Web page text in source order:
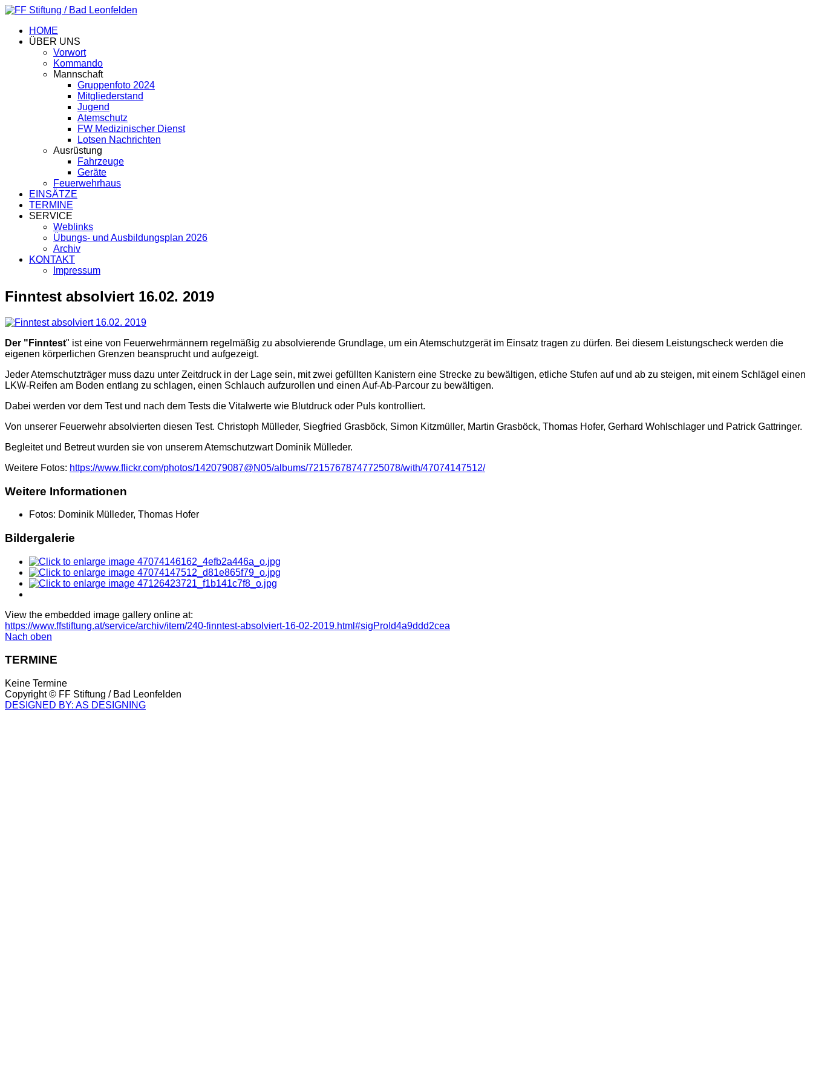
HOME
ÜBER UNS
Vorwort
Kommando
Mannschaft
Gruppenfoto 2024
Mitgliederstand
Jugend
Atemschutz
FW Medizinischer Dienst
Lotsen Nachrichten
Ausrüstung
Fahrzeuge
Geräte
Feuerwehrhaus
EINSÄTZE
TERMINE
SERVICE
Weblinks
Übungs- und Ausbildungsplan 2026
Archiv
KONTAKT
Impressum
Finntest absolviert 16.02. 2019
Der "Finntest" ist eine von Feuerwehrmännern regelmäßig zu absolvierende Grundlage, um ein Atemschutzgerät im Einsatz tragen zu dürfen. Bei diesem Leistungscheck werden die
eigenen körperlichen Grenzen beansprucht und aufgezeigt.
Jeder Atemschutzträger muss dazu unter Zeitdruck in der Lage sein, mit zwei gefüllten Kanistern eine Strecke zu bewältigen, etliche Stufen auf und ab zu steigen, mit einem Schlägel einen
LKW-Reifen am Boden entlang zu schlagen, einen Schlauch aufzurollen und einen Auf-Ab-Parcour zu bewältigen.
Dabei werden vor dem Test und nach dem Tests die Vitalwerte wie Blutdruck oder Puls kontrolliert.
Von unserer Feuerwehr absolvierten diesen Test. Christoph Mülleder, Siegfried Grasböck, Simon Kitzmüller, Martin Grasböck, Thomas Hofer, Gerhard Wohlschlager und Patrick Gattringer.
Begleitet und Betreut wurden sie von unserem Atemschutzwart Dominik Mülleder.
Weitere Fotos: https://www.flickr.com/photos/142079087@N05/albums/72157678747725078/with/47074147512/
Weitere Informationen
Fotos: Dominik Mülleder, Thomas Hofer
Bildergalerie
View the embedded image gallery online at:
https://www.ffstiftung.at/service/archiv/item/240-finntest-absolviert-16-02-2019.html#sigProId4a9ddd2cea
Nach oben
TERMINE
Keine Termine
Copyright © FF Stiftung / Bad Leonfelden
DESIGNED BY: AS DESIGNING